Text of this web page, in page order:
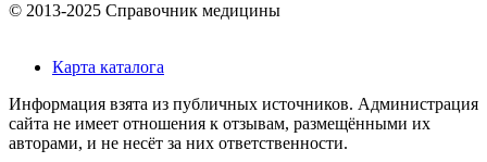
© 2013-2025 Справочник медицины
Карта каталога
Информация взята из публичных источников. Администрация
сайта не имеет отношения к отзывам, размещёнными их
авторами, и не несёт за них ответственности.